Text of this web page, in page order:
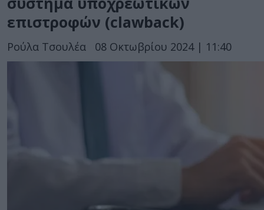
επιστροφών (clawback)
Ρούλα Τσουλέα 08 Οκτωβρίου 2024 | 11:40